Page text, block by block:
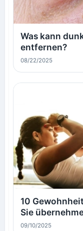
Was kann
entfernen?
08/22/2025
10
Sie
09/10/2025